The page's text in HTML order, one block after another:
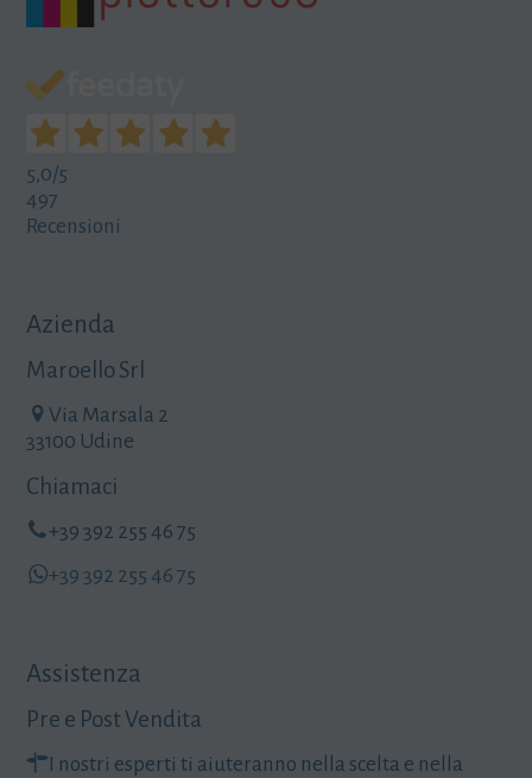
5,0/5
497
Recensioni
Azienda
Maroello Srl
Via Marsala 2
33100 Udine
Chiamaci
+39 392 255 46 75
+39 392 255 46 75
Assistenza
Pre e Post Vendita
I nostri esperti ti aiuteranno nella scelta e nella